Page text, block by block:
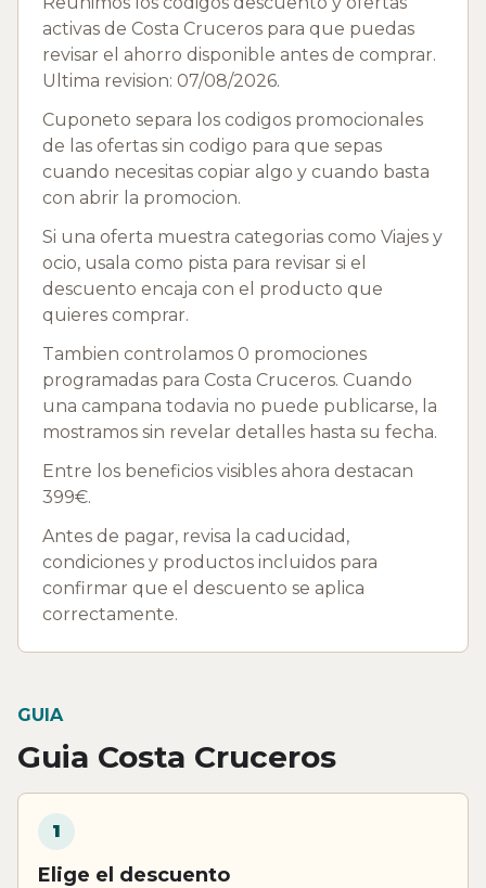
activas de Costa Cruceros para que puedas
revisar el ahorro disponible antes de comprar.
Ultima revision: 07/08/2026.
Cuponeto separa los codigos promocionales
de las ofertas sin codigo para que sepas
cuando necesitas copiar algo y cuando basta
con abrir la promocion.
Si una oferta muestra categorias como Viajes y
ocio, usala como pista para revisar si el
descuento encaja con el producto que
quieres comprar.
Tambien controlamos 0 promociones
programadas para Costa Cruceros. Cuando
una campana todavia no puede publicarse, la
mostramos sin revelar detalles hasta su fecha.
Entre los beneficios visibles ahora destacan
399€.
Antes de pagar, revisa la caducidad,
condiciones y productos incluidos para
confirmar que el descuento se aplica
correctamente.
GUIA
Guia Costa Cruceros
1
Elige el descuento